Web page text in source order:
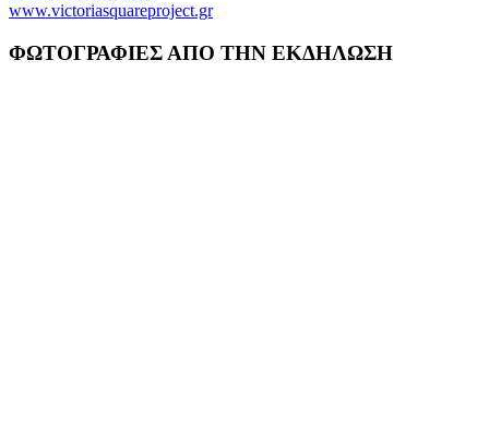
www.victoriasquareproject.gr
ΦΩΤΟΓΡΑΦΙΕΣ ΑΠΟ ΤΗΝ ΕΚΔΗΛΩΣΗ